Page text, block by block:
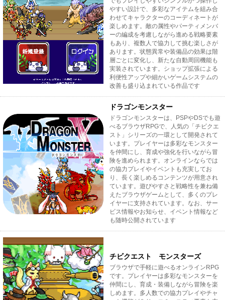
やすい設計で、多彩なアイテムを組み合
わせてキャラクターのコーディネートが
楽しめます。敵の属性やパーティメンバ
ーの編成を考慮しながら進める戦略要素
もあり、複数人で協力して挑む楽しさが
あります。状態異常や装備品の効果は階
層ごとに変化し、新たな自動周回機能も
実装されています。ショップ拡張による
利便性アップや細かいゲームシステムの
改善も盛り込まれている作品です
ドラゴンモンスター
ドラゴンモンスターは、PSPやDSでも遊
べるブラウザRPGで、人気の「チビクエ
スト」シリーズの一環として開発されて
います。プレイヤーは多彩なモンスター
を仲間にし、育成や強化を行いながら冒
険を進められます。オンラインならでは
の協力プレイやイベントも充実してお
り、長く楽しめるコンテンツが用意され
ています。遊びやすさと戦略性を兼ね備
えたブラウザゲームとして、多くのプレ
イヤーに支持されています。なお、サー
ビス情報やお知らせ、イベント情報など
も随時公開されています
チビクエスト モンスターズ
ブラウザで手軽に遊べるオンラインRPG
です。プレイヤーは多彩なモンスターを
仲間にし、育成・装備しながら冒険を楽
しめます。多人数での協力プレイやチャ